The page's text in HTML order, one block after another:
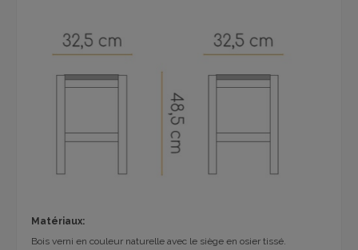
Matériaux:
Bois verni en couleur naturelle avec le siège en osier tissé.